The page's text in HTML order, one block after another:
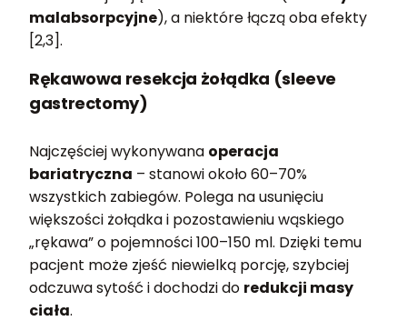
malabsorpcyjne), a niektóre łączą oba efekty
[2,3].
Rękawowa resekcja żołądka (sleeve
gastrectomy)
Najczęściej wykonywana operacja
bariatryczna – stanowi około 60–70%
wszystkich zabiegów. Polega na usunięciu
większości żołądka i pozostawieniu wąskiego
„rękawa” o pojemności 100–150 ml. Dzięki temu
pacjent może zjeść niewielką porcję, szybciej
odczuwa sytość i dochodzi do redukcji masy
ciała.